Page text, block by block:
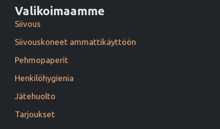
Valikoimaamme
Siivous
Siivouskoneet ammattikäyttöön
Pehmopaperit
Henkilöhygienia
Jätehuolto
Tarjoukset